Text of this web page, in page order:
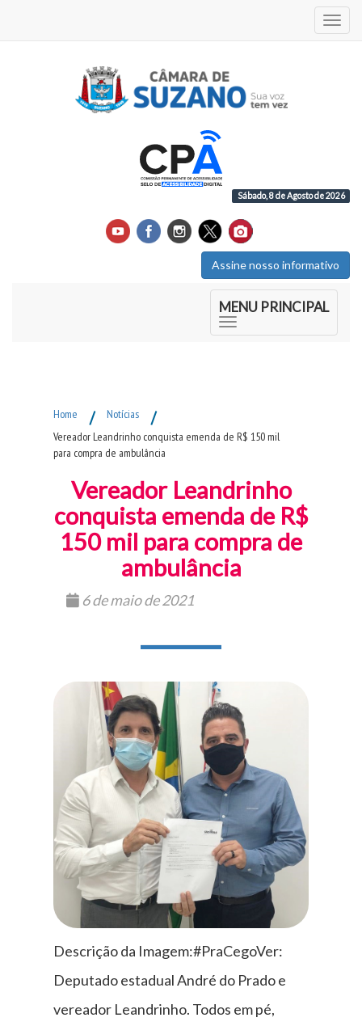
Sábado, 8 de Agosto de 2026
Assine nosso informativo
MENU PRINCIPAL
Home / Notícias /
Vereador Leandrinho conquista emenda de R$ 150 mil
para compra de ambulância
Vereador Leandrinho
conquista emenda de R$
150 mil para compra de
ambulância
6 de maio de 2021
Descrição da Imagem:#PraCegoVer:
Deputado estadual André do Prado e
vereador Leandrinho. Todos em pé,